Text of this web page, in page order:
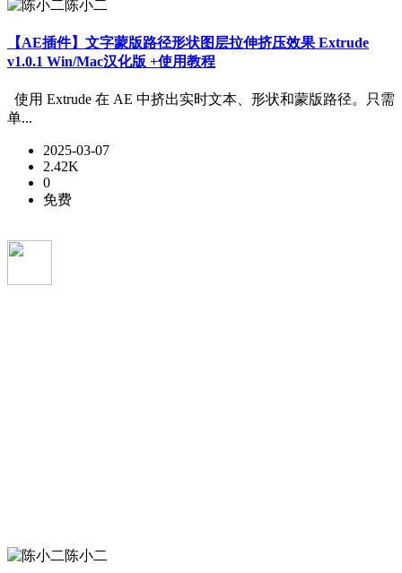
陈小二
【AE插件】文字蒙版路径形状图层拉伸挤压效果 Extrude
v1.0.1 Win/Mac汉化版 +使用教程
使用 Extrude 在 AE 中挤出实时文本、形状和蒙版路径。只需
单...
2025-03-07
2.42K
0
免费
陈小二